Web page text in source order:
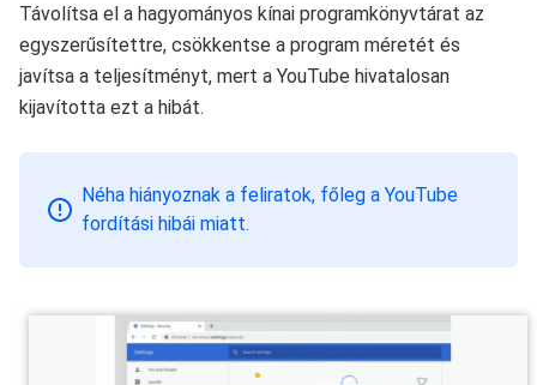
Távolítsa el a hagyományos kínai programkönyvtárat az
egyszerűsítettre, csökkentse a program méretét és
javítsa a teljesítményt, mert a YouTube hivatalosan
kijavította ezt a hibát.
Néha hiányoznak a feliratok, főleg a YouTube
fordítási hibái miatt.